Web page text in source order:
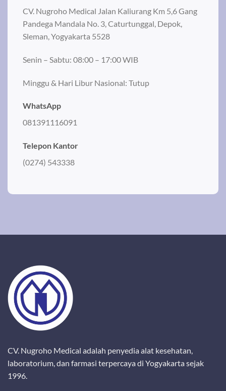
CV. Nugroho Medical Jalan Kaliurang Km 5,6 Gang
Pandega Mandala No. 3, Caturtunggal, Depok,
Sleman, Yogyakarta 5528
Senin – Sabtu: 08:00 – 17:00 WIB
Minggu & Hari Libur Nasional: Tutup
WhatsApp
081391116091
Telepon Kantor
(0274) 543338
CV. Nugroho Medical adalah penyedia alat kesehatan,
laboratorium, dan farmasi terpercaya di Yogyakarta sejak
1996.